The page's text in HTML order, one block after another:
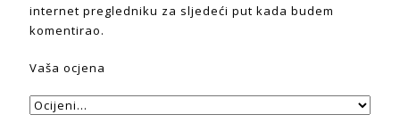
internet pregledniku za sljedeći put kada budem
komentirao.
Vaša ocjena